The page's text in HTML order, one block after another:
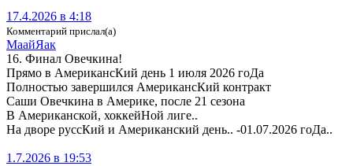
17.4.2026 в 4:18
Комментарий прислал(а)
МаайЯак
16. Финал Овечкина!
Прямо в АмерикансКий день 1 июля 2026 гоДа
Полностью завершился АмерикансКий контракт
Саши Овечкина в Америке, после 21 сезона
В Американской, хоккейНой лиге..
На дворе руссКий и Американский день.. -01.07.2026 гоДа..
1.7.2026 в 19:53